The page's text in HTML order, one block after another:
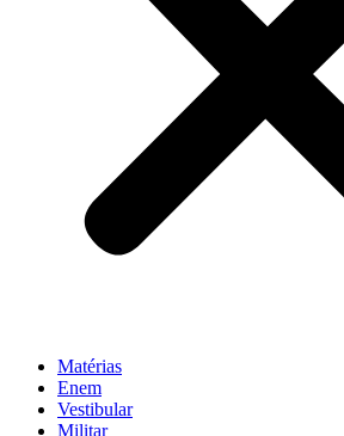
Matérias
Enem
Vestibular
Militar